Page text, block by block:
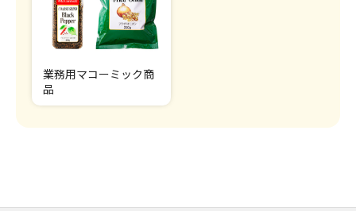
業務用マコーミック商
品